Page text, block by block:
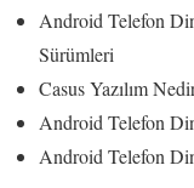
Android Telefon
Sürümleri
Casus Yazılım
Android Telefon
Android Telefon